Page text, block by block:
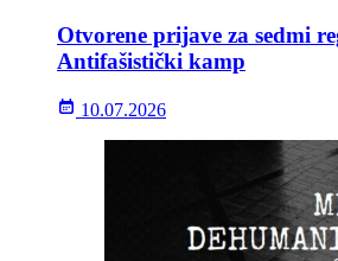
Otvorene prijave za sedmi
Antifašistički kamp
10.07.2026